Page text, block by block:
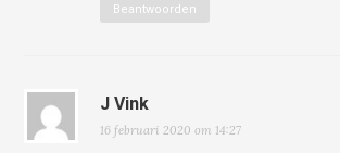
Beantwoorden
J Vink
16 februari 2020 om 14:27